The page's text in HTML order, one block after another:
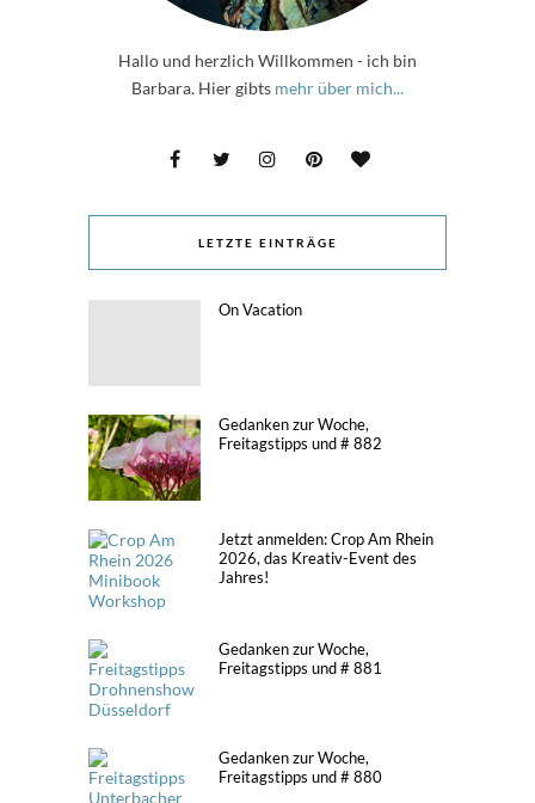
Hallo und herzlich Willkommen - ich bin
Barbara. Hier gibts mehr über mich...
LETZTE EINTRÄGE
On Vacation
Gedanken zur Woche,
Freitagstipps und # 882
Jetzt anmelden: Crop Am Rhein
2026, das Kreativ-Event des
Jahres!
Gedanken zur Woche,
Freitagstipps und # 881
Gedanken zur Woche,
Freitagstipps und # 880